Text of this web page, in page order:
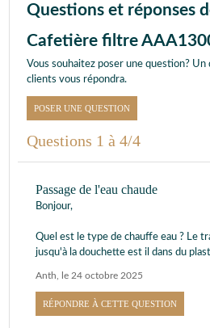
Questions et réponses
Cafetière filtre
Vous souhaitez poser une question? Un
clients vous répondra.
POSER UNE QUESTION
Questions 1 à 4/4
Passage de l'eau chaude
Bonjour,
Quel est le type de chauffe eau ? Le
jusqu'à la douchette est il dans du
Anth le 24 octobre 2025
RÉPONDRE À CETTE QUESTION